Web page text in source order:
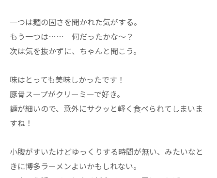
一つは麺の固さを聞かれた気がする。
もう一つは…… 何だったかな～？
次は気を抜かずに、ちゃんと聞こう。
味はとっても美味しかったです！
豚骨スープがクリーミーで好き。
麺が細いので、意外にサクッと軽く食べられてしまいま
すね！
小腹がすいたけどゆっくりする時間が無い、みたいなと
きに博多ラーメンよいかもしれない。